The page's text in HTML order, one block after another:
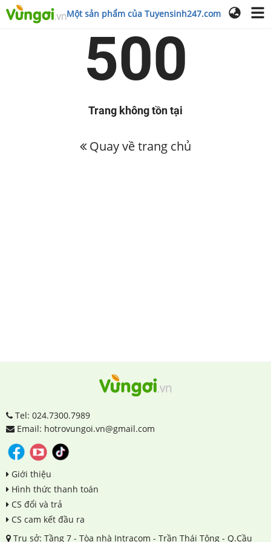
Một sản phẩm của Tuyensinh247.com
500
Trang không tồn tại
Quay về trang chủ
Tel: 024.7300.7989
Email: hotrovungoi.vn@gmail.com
Giới thiệu
Hình thức thanh toán
CS đổi và trả
CS cam kết đầu ra
Trụ sở: Tầng 7 - Tòa nhà Intracom - Trần Thái Tông - Q.Cầu